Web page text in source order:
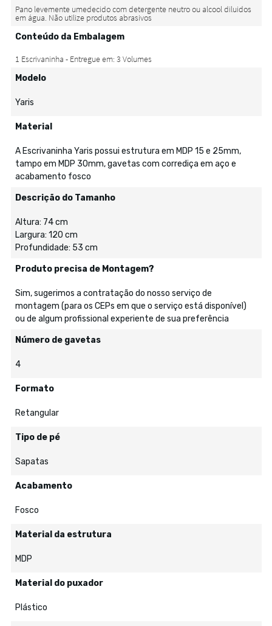
Conteúdo da Embalagem
Modelo
Yaris
Material
A Escrivaninha Yaris possui estrutura em MDP 15 e 25mm,
tampo em MDP 30mm, gavetas com corrediça em aço e
acabamento fosco
Descrição do Tamanho
Altura: 74 cm
Largura: 120 cm
Profundidade: 53 cm
Produto precisa de Montagem?
Sim, sugerimos a contratação do nosso serviço de
montagem (para os CEPs em que o serviço está disponível)
ou de algum profissional experiente de sua preferência
Número de gavetas
4
Formato
Retangular
Tipo de pé
Sapatas
Acabamento
Fosco
Material da estrutura
MDP
Material do puxador
Plástico